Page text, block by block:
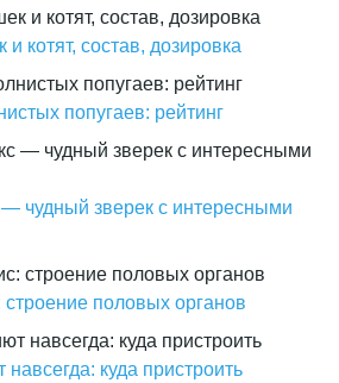
котят, состав, дозировка
попугаев: рейтинг
чудный зверек с интересными
строение половых органов
куда пристроить